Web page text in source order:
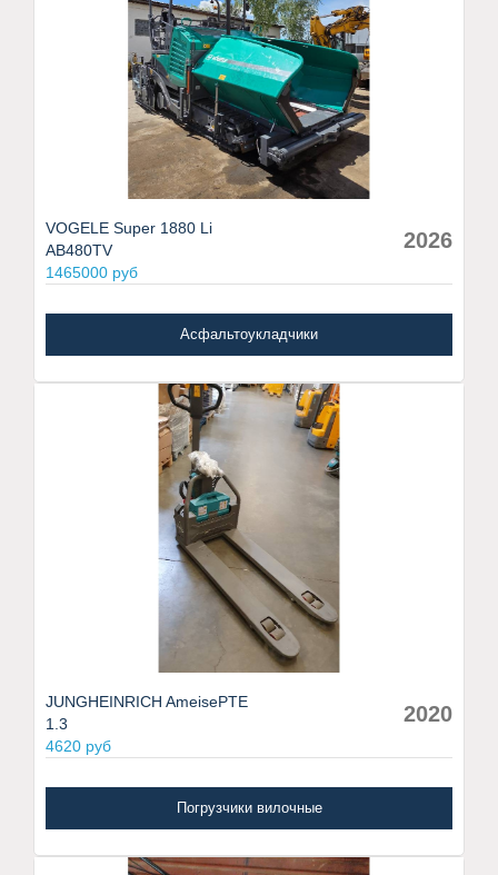
VOGELE Super 1880 Li
AB480TV
1465000 руб
2026
Асфальтоукладчики
JUNGHEINRICH AmeisePTE
1.3
4620 руб
2020
Погрузчики вилочные